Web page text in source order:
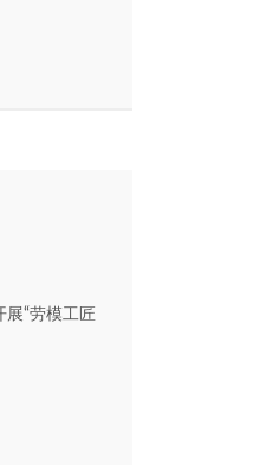
“劳模工匠